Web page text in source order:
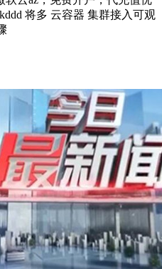
将多 云容器 集群接入可观